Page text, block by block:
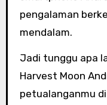
pengalaman
mendalam.
Jadi tunggu apa
Harvest Moon
petualanganmu